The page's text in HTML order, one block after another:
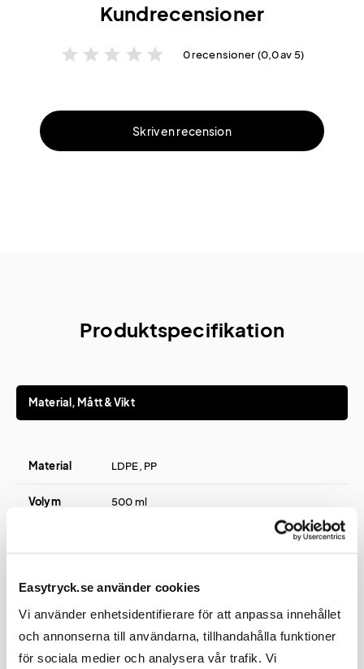
Easytryck.se använder cookies
Vi använder enhetsidentifierare för att anpassa innehållet
och annonserna till användarna, tillhandahålla funktioner
för sociala medier och analysera vår trafik. Vi
Kundrecensioner
star star star star star 0 recensioner (0,0 av 5)
Skriv en recension
Produktspecifikation
Material, Mått & Vikt
Material LDPE, PP
Volym 500 ml
Vikt 65 gram